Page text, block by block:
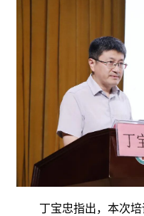
丁宝忠指出，本次培